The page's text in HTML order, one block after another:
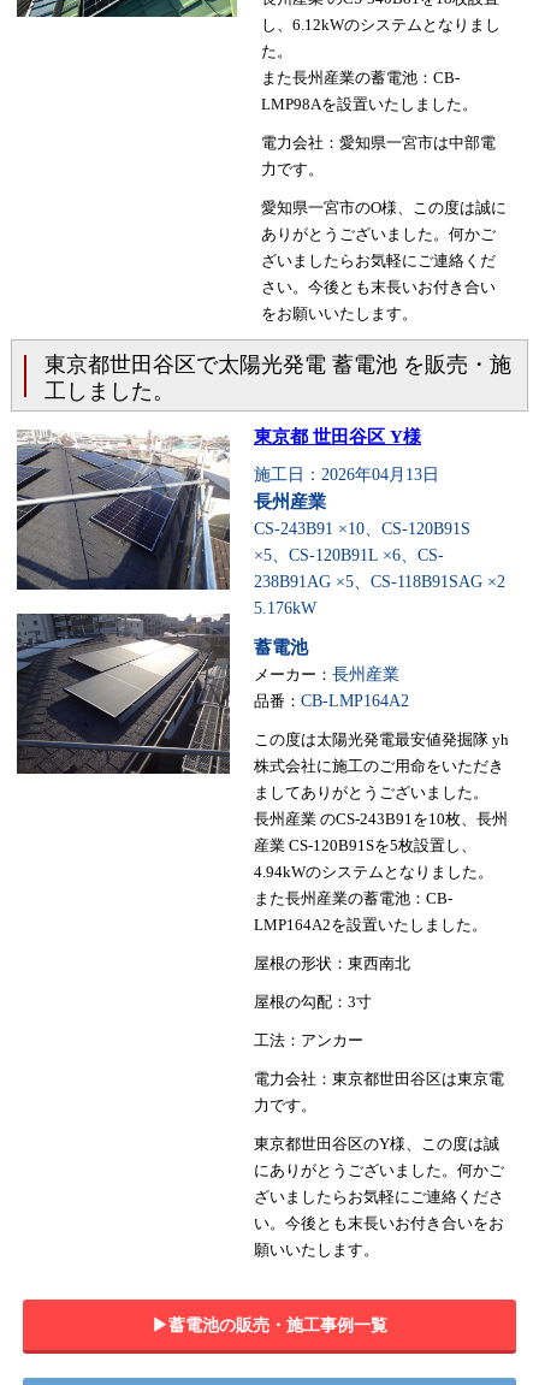
し、6.12kWのシステムとなりまし
た。
また長州産業の蓄電池：CB-
LMP98Aを設置いたしました。
電力会社：愛知県一宮市は中部電
力です。
愛知県一宮市のO様、この度は誠に
ありがとうございました。何かご
ざいましたらお気軽にご連絡くだ
さい。今後とも末長いお付き合い
をお願いいたします。
東京都世田谷区で太陽光発電 蓄電池 を販売・施
工しました。
東京都 世田谷区 Y様
施工日：2026年04月13日
長州産業
CS-243B91 ×10、CS-120B91S
×5、CS-120B91L ×6、CS-
238B91AG ×5、CS-118B91SAG ×2
5.176kW
蓄電池
メーカー： 長州産業
品番： CB-LMP164A2
この度は太陽光発電最安値発掘隊 yh
株式会社に施工のご用命をいただき
ましてありがとうございました。
長州産業 のCS-243B91を10枚、長州
産業 CS-120B91Sを5枚設置し、
4.94kWのシステムとなりました。
また長州産業の蓄電池：CB-
LMP164A2を設置いたしました。
屋根の形状：東西南北
屋根の勾配：3寸
工法：アンカー
電力会社：東京都世田谷区は東京電
力です。
東京都世田谷区のY様、この度は誠
にありがとうございました。何かご
ざいましたらお気軽にご連絡くださ
い。今後とも末長いお付き合いをお
願いいたします。
▶︎蓄電池の販売・施工事例一覧